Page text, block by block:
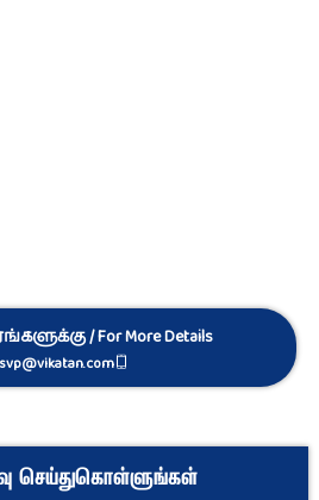
/ For More Details
செய்துகொள்ளுங்கள்